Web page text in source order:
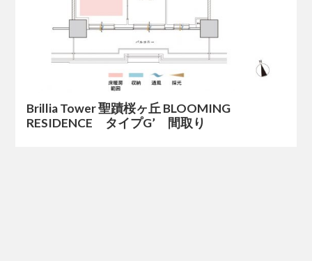
Brillia Tower 聖蹟桜ヶ丘 BLOOMING
RESIDENCE タイプG’ 間取り